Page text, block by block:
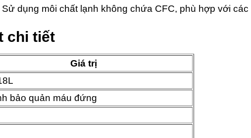
Sử dụng môi chất lạnh không chứa CFC, phù hợp với
chi tiết
Giá trị
bảo quản máu đứng